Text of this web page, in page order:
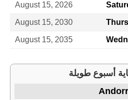
August 15, 2026
August 15, 2030
August 15, 2035
أسبوع طويلة